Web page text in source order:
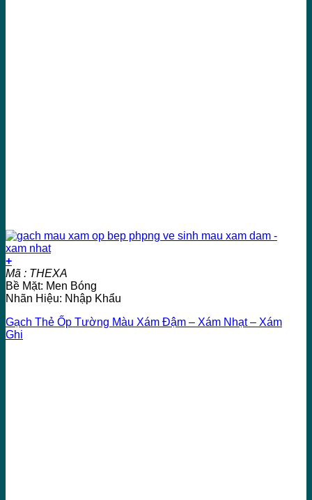
+
Mã : THEXA
Bề Mặt: Men Bóng
Nhãn Hiệu: Nhập Khẩu
Gạch Thẻ Ốp Tường Màu Xám Đậm – Xám Nhạt – Xám
Ghi